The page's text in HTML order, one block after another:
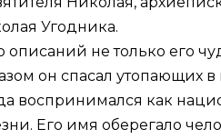
Угодника.
не только его
он спасал утопающих
как
Его имя оберегало